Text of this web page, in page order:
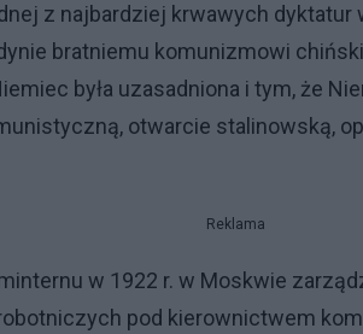
z najbardziej krwawych dyktatur
bratniemu komunizmowi
była uzasadniona i tym, że
otwarcie stalinowską,
Reklama
w 1922 r. w Moskwie
pod kierownictwem